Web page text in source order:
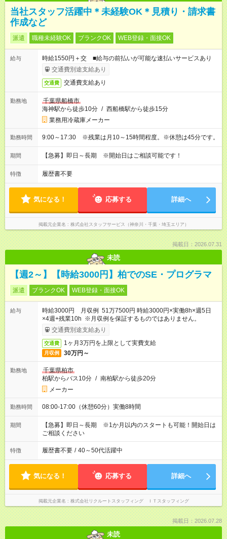
当社スタッフ活躍中＊未経験OK＊見積り・請求書
作成など
派遣 職種未経験OK ブランクOK WEB登録・面接OK
給与
時給1550円＋交 ■給与の前払いが可能な速払いサービスあり
交通費別途支給あり
交通費 交通費支給あり
勤務地
千葉県船橋市
海神駅から徒歩10分 / 西船橋駅から徒歩15分
業務用冷蔵庫メーカー
勤務時間 9:00～17:30 ※残業は月10～15時間程度。※休憩は45分です。
期間 【急募】即日～長期 ※開始日はご相談可能です！
特徴 履歴書不要
気になる！ 応募する 詳細へ
掲載元企業名 株式会社スタッフサービス（神奈川・千葉・埼玉エリア）
掲載日：2026.07.31
未読
【週2～】【時給3000円】柏でのSE・プログラマ
派遣 ブランクOK WEB登録・面接OK
給与
時給3000円 月収例 51万7500円 時給3000円×実働8h×週5日
×4週+残業10h ※月収例を保証するものではありません。
交通費別途支給あり
交通費 1ヶ月3万円を上限として実費支給
月収例 30万円～
勤務地
千葉県柏市
柏駅からバス10分 / 南柏駅から徒歩20分
メーカー
勤務時間 08:00-17:00（休憩60分）実働8時間
期間
【急募】即日～長期 ※1か月以内のスタートも可能！開始日は
ご相談ください
特徴 履歴書不要 / 40～50代活躍中
気になる！ 応募する 詳細へ
掲載元企業名 株式会社リクルートスタッフィング ＩＴスタッフィング
掲載日：2026.07.28
未読